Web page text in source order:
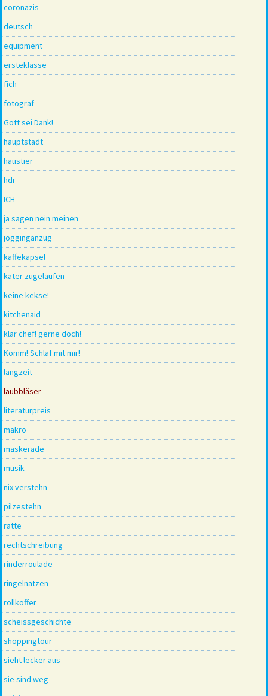
coronazis
deutsch
equipment
ersteklasse
fich
fotograf
Gott sei Dank!
hauptstadt
haustier
hdr
ICH
ja sagen nein meinen
jogginganzug
kaffekapsel
kater zugelaufen
keine kekse!
kitchenaid
klar chef! gerne doch!
Komm! Schlaf mit mir!
langzeit
laubbläser
literaturpreis
makro
maskerade
musik
nix verstehn
pilzestehn
ratte
rechtschreibung
rinderroulade
ringelnatzen
rollkoffer
scheissgeschichte
shoppingtour
sieht lecker aus
sie sind weg